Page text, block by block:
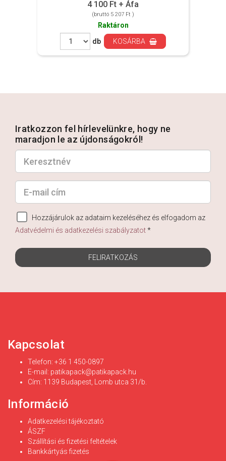
4 100 Ft + Áfa
(bruttó 5 207 Ft )
Raktáron
db
KOSÁRBA
Iratkozzon fel hírlevelünkre, hogy ne
maradjon le az újdonságokról!
Hozzájárulok az adataim kezeléséhez és elfogadom az
Adatvédelmi és adatkezelési szabályzatot*
FELIRATKOZÁS
Kapcsolat
Telefon: +36 1 450-0897
E-mail: patikapack@patikapack.hu
Cím: 1139 Budapest, Lomb utca 31/b.
Információ
Adatkezelési tájékoztató
ÁSZF
Szállítási és fizetési feltételek
Bankkártyás fizetés